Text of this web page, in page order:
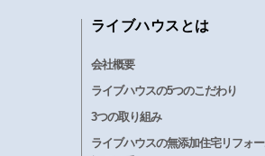
ライブハウスとは
会社概要
ライブハウスの5つのこだわり
3つの取り組み
ライブハウスの無添加住宅リフォ